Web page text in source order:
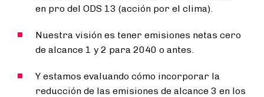
en pro del ODS 13 (acción por el clima).
Nuestra visión es tener emisiones netas cero
de alcance 1 y 2 para 2040 o antes.
Y estamos evaluando cómo incorporar la
reducción de las emisiones de alcance 3 en los